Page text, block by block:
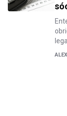
legal